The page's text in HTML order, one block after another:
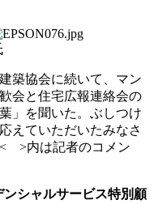
建築協会に続いて、マン
会と住宅広報連絡会の
」を聞いた。ぶしつけ
えていただいたみなさ
< >内は記者のコメン
シャルサービス特別顧